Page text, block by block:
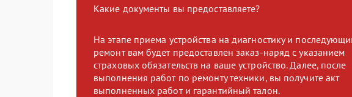
Какие документы вы предоставляете?
На этапе приема устройства на диагностику и
ремонт вам будет предоставлен заказ-наряд с указанием
страховых обязательств на ваше устройство. Далее, после
выполнения работ по ремонту техники, вы получите акт
выполненных работ и гарантийный талон.